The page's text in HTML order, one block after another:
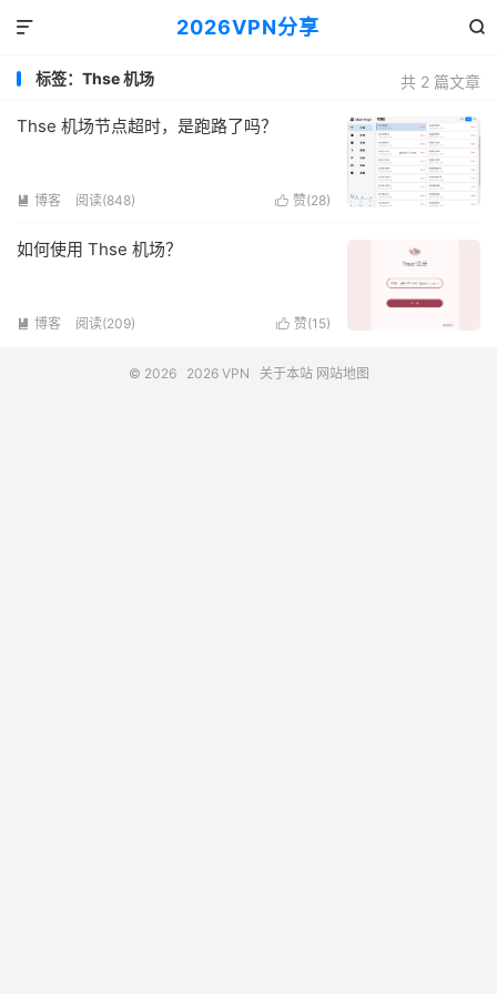
2026VPN分享 

共 2 篇文章
标签：Thse 机场
Thse 机场节点超时，是跑路了吗？
 赞(28)
 博客 阅读(848)
如何使用 Thse 机场？
 赞(15)
 博客 阅读(209)
© 2026 2026 VPN 关于本站 网站地图